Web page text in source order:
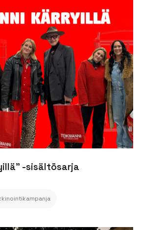
-sisältösarja